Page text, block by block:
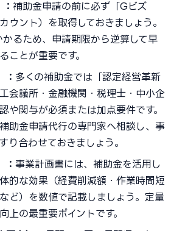
補助金申請の前に必ず「Gビズ
ウント）を取得しておきましょう。
るため、申請期限から逆算して早
ことが重要です。
： 多くの補助金では「認定経営革新
会議所・金融機関・税理士・中小企
や関与が必須または加点要件です。
助金申請代行の専門家へ相談し、事
り合わせておきましょう。
： 事業計画書には、補助金を活用し
的な効果（経費削減額・作業時間短
ど）を数値で記載しましょう。定量
上の最重要ポイントです。